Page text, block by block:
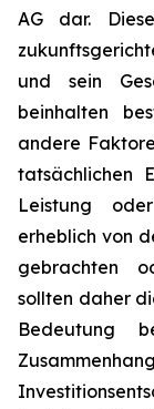
AG dar.
und sein
beinhalten
andere
tatsächlichen
Leistung
erheblich von
gebrachten
sollten daher
Bedeutung